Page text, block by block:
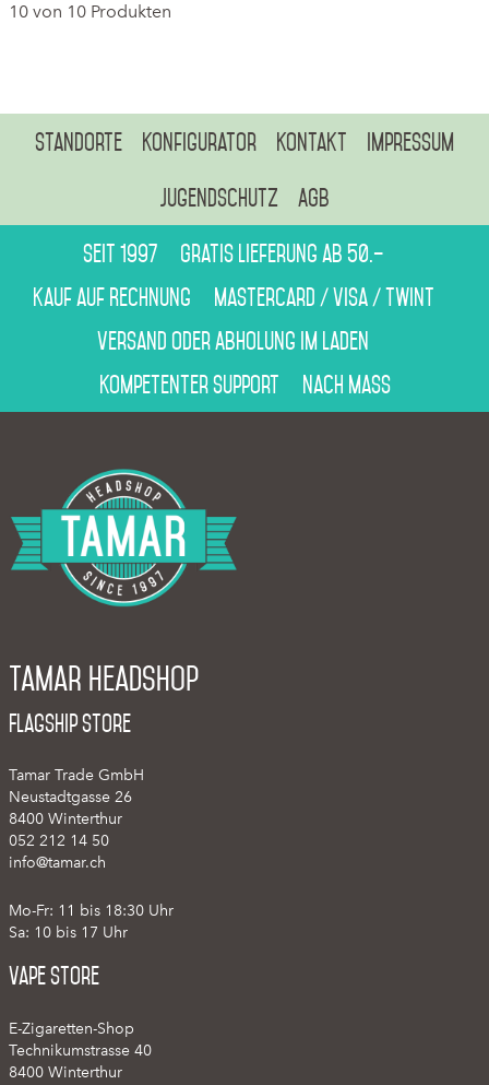
10 von 10 Produkten
Standorte Konfigurator Kontakt Impressum
Jugendschutz AGB
Seit 1997
Gratis Lieferung ab 50.–
Kauf auf Rechnung
Mastercard / Visa / Twint
Versand oder Abholung im Laden
Kompetenter Support
Nach Mass
Tamar Headshop
Flagship Store
Tamar Trade GmbH
Neustadtgasse 26
8400 Winterthur
052 212 14 50
info@tamar.ch
Mo-Fr: 11 bis 18:30 Uhr
Sa: 10 bis 17 Uhr
Vape Store
E-Zigaretten-Shop
Technikumstrasse 40
8400 Winterthur